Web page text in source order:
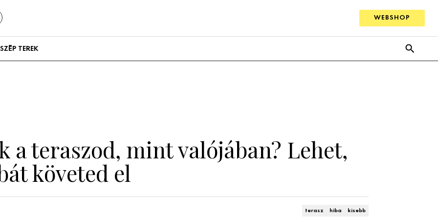
WEBSHOP
SZÉP TEREK
a teraszod, mint valójában? Lehet,
követed el
terasz hiba kisebb